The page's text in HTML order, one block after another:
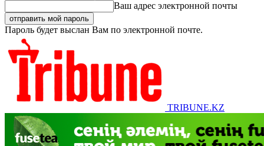
Ваш адрес электронной почты
Пароль будет выслан Вам по электронной почте.
TRIBUNE.KZ